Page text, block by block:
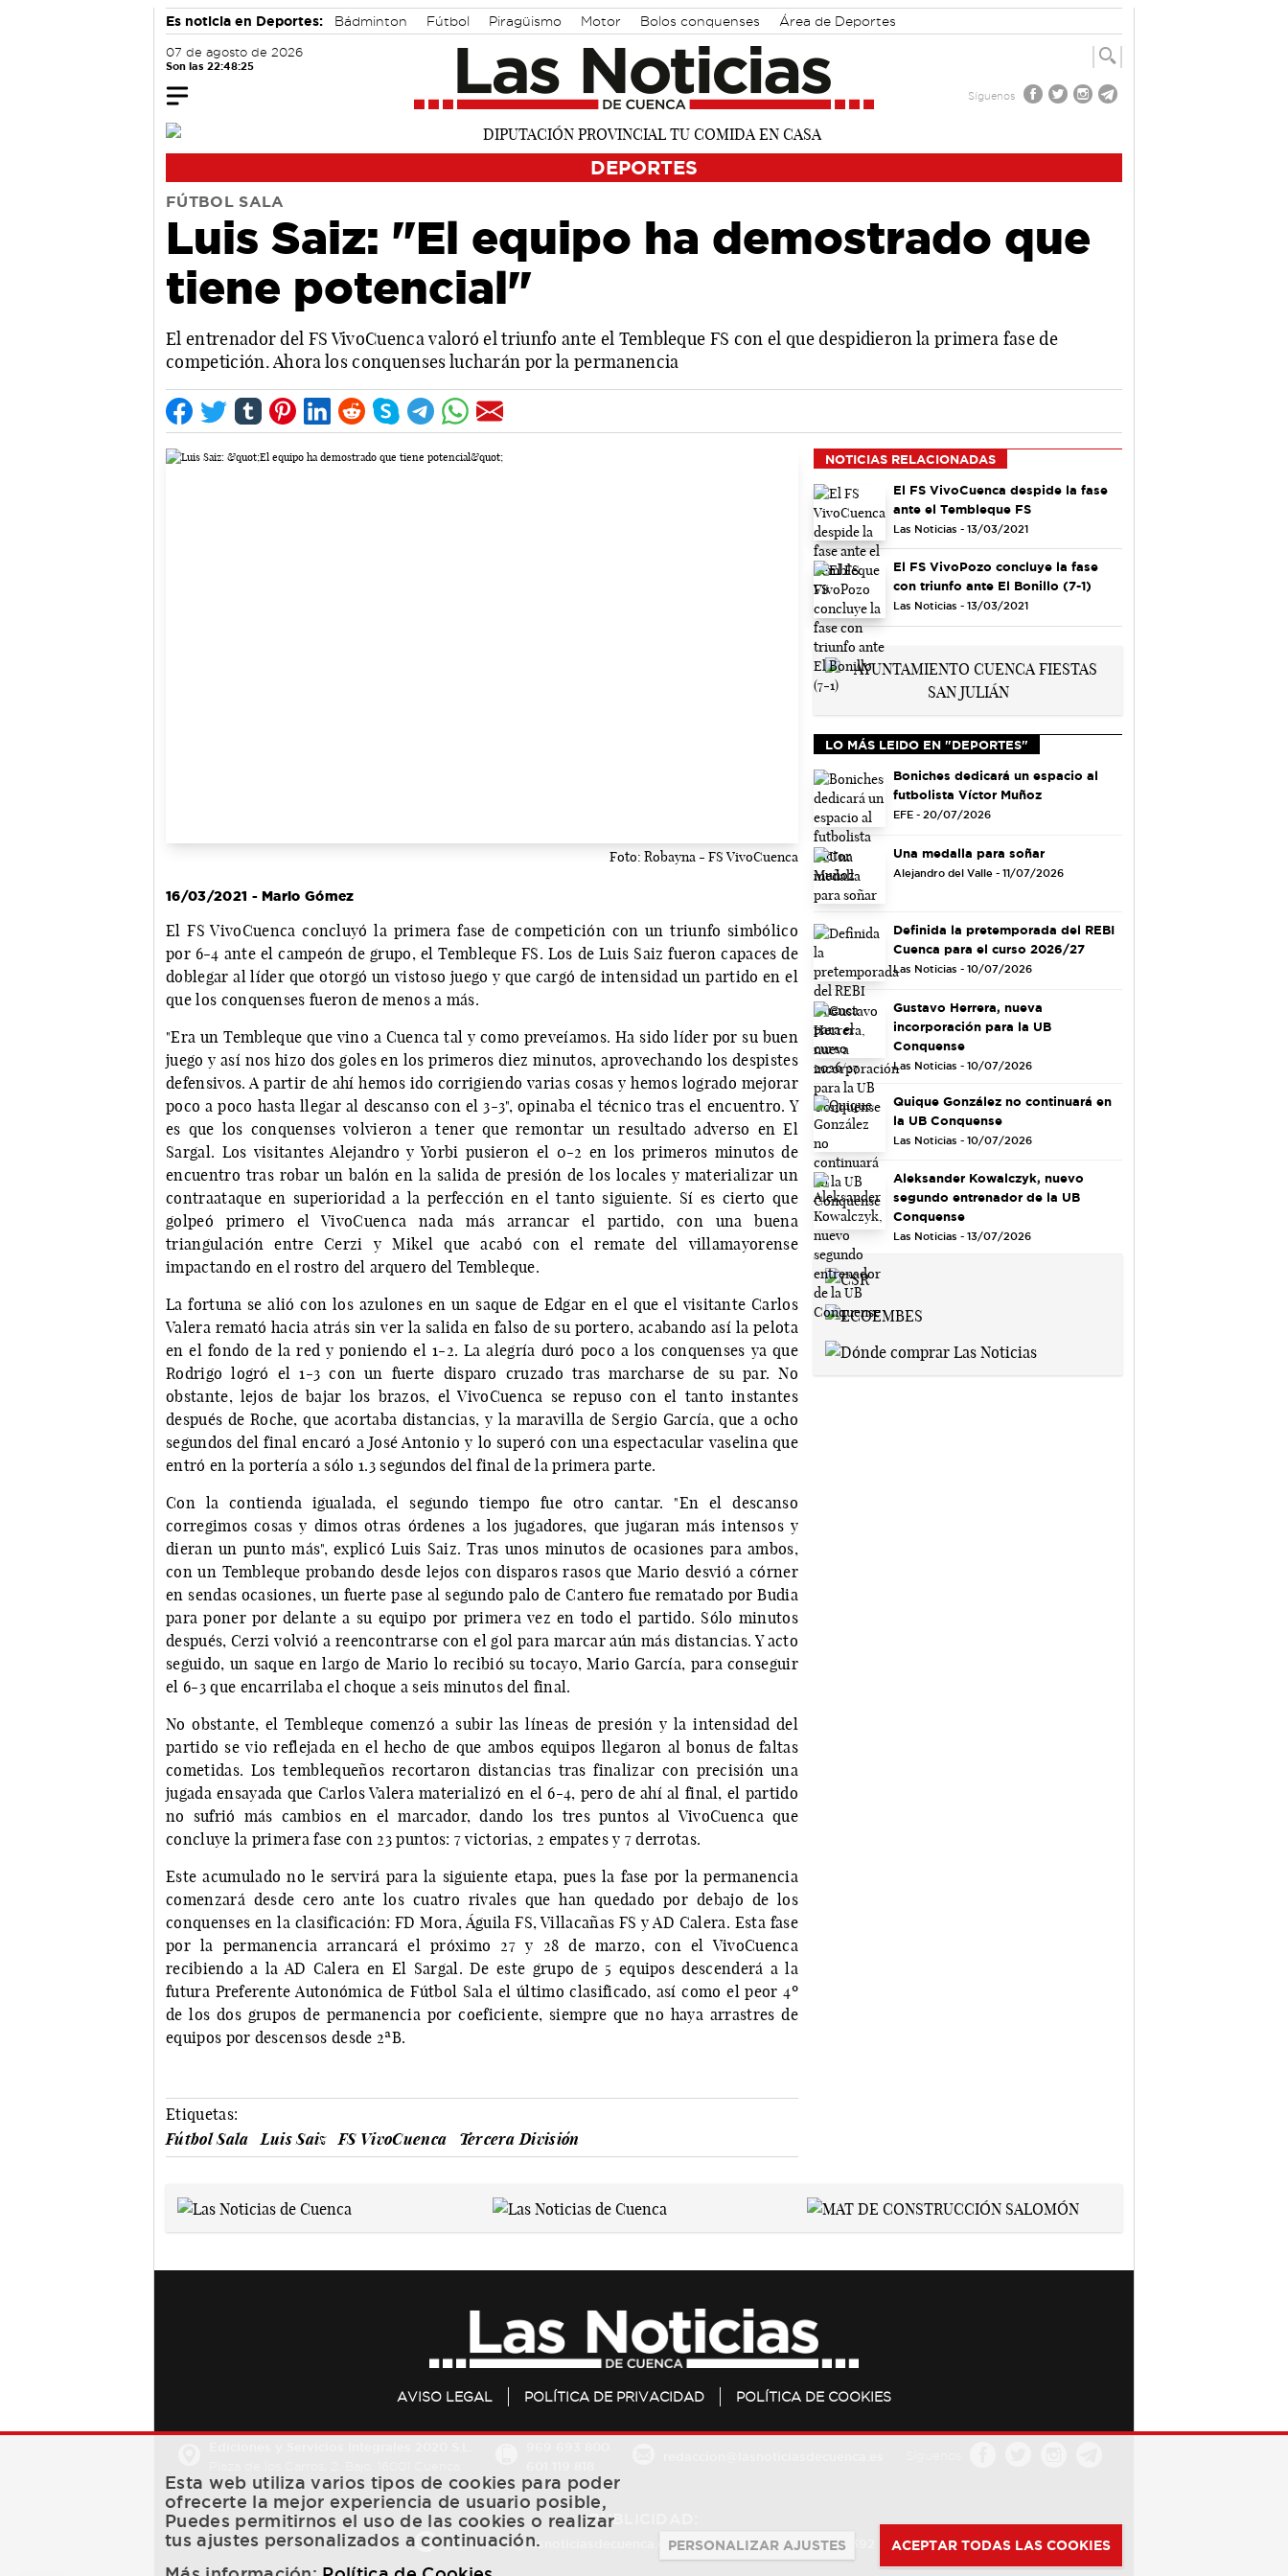
Es noticia en Deportes: Bádminton Fútbol Piragüismo Motor Bolos conquenses Área de Deportes
07 de agosto de 2026
Son las 22:48:26
Síguenos
DEPORTES
FÚTBOL SALA
Luis Saiz: "El equipo ha demostrado que
tiene potencial"
El entrenador del FS VivoCuenca valoró el triunfo ante el Tembleque FS con el que despidieron la primera fase de
competición. Ahora los conquenses lucharán por la permanencia
Foto: Robayna - FS VivoCuenca
16/03/2021 - Mario Gómez
El FS VivoCuenca concluyó la primera fase de competición con un triunfo simbólico
por 6-4 ante el campeón de grupo, el Tembleque FS. Los de Luis Saiz fueron capaces de
doblegar al líder que otorgó un vistoso juego y que cargó de intensidad un partido en el
que los conquenses fueron de menos a más.
"Era un Tembleque que vino a Cuenca tal y como preveíamos. Ha sido líder por su buen
juego y así nos hizo dos goles en los primeros diez minutos, aprovechando los despistes
defensivos. A partir de ahí hemos ido corrigiendo varias cosas y hemos logrado mejorar
poco a poco hasta llegar al descanso con el 3-3", opinaba el técnico tras el encuentro. Y
es que los conquenses volvieron a tener que remontar un resultado adverso en El
Sargal. Los visitantes Alejandro y Yorbi pusieron el 0-2 en los primeros minutos de
encuentro tras robar un balón en la salida de presión de los locales y materializar un
contraataque en superioridad a la perfección en el tanto siguiente. Sí es cierto que
golpeó primero el VivoCuenca nada más arrancar el partido, con una buena
triangulación entre Cerzi y Mikel que acabó con el remate del villamayorense
impactando en el rostro del arquero del Tembleque.
La fortuna se alió con los azulones en un saque de Edgar en el que el visitante Carlos
Valera remató hacia atrás sin ver la salida en falso de su portero, acabando así la pelota
en el fondo de la red y poniendo el 1-2. La alegría duró poco a los conquenses ya que
Rodrigo logró el 1-3 con un fuerte disparo cruzado tras marcharse de su par. No
obstante, lejos de bajar los brazos, el VivoCuenca se repuso con el tanto instantes
después de Roche, que acortaba distancias, y la maravilla de Sergio García, que a ocho
segundos del final encaró a José Antonio y lo superó con una espectacular vaselina que
entró en la portería a sólo 1.3 segundos del final de la primera parte.
Con la contienda igualada, el segundo tiempo fue otro cantar. "En el descanso
corregimos cosas y dimos otras órdenes a los jugadores, que jugaran más intensos y
dieran un punto más", explicó Luis Saiz. Tras unos minutos de ocasiones para ambos,
con un Tembleque probando desde lejos con disparos rasos que Mario desvió a córner
en sendas ocasiones, un fuerte pase al segundo palo de Cantero fue rematado por Budia
para poner por delante a su equipo por primera vez en todo el partido. Sólo minutos
después, Cerzi volvió a reencontrarse con el gol para marcar aún más distancias. Y acto
seguido, un saque en largo de Mario lo recibió su tocayo, Mario García, para conseguir
el 6-3 que encarrilaba el choque a seis minutos del final.
No obstante, el Tembleque comenzó a subir las líneas de presión y la intensidad del
partido se vio reflejada en el hecho de que ambos equipos llegaron al bonus de faltas
cometidas. Los temblequeños recortaron distancias tras finalizar con precisión una
jugada ensayada que Carlos Valera materializó en el 6-4, pero de ahí al final, el partido
no sufrió más cambios en el marcador, dando los tres puntos al VivoCuenca que
concluye la primera fase con 23 puntos: 7 victorias, 2 empates y 7 derrotas.
Este acumulado no le servirá para la siguiente etapa, pues la fase por la permanencia
comenzará desde cero ante los cuatro rivales que han quedado por debajo de los
conquenses en la clasificación: FD Mora, Águila FS, Villacañas FS y AD Calera. Esta fase
por la permanencia arrancará el próximo 27 y 28 de marzo, con el VivoCuenca
recibiendo a la AD Calera en El Sargal. De este grupo de 5 equipos descenderá a la
futura Preferente Autonómica de Fútbol Sala el último clasificado, así como el peor 4º
de los dos grupos de permanencia por coeficiente, siempre que no haya arrastres de
equipos por descensos desde 2ªB.
Etiquetas:
Fútbol Sala
Luis Saiz FS VivoCuenca Tercera División
NOTICIAS RELACIONADAS
El FS VivoCuenca despide la fase
ante el Tembleque FS
Las Noticias - 13/03/2021
El FS VivoPozo concluye la fase
con triunfo ante El Bonillo (7-1)
Las Noticias - 13/03/2021
LO MÁS LEIDO EN "DEPORTES"
Boniches dedicará un espacio al
futbolista Víctor Muñoz
EFE - 20/07/2026
Una medalla para soñar
Alejandro del Valle - 11/07/2026
Definida la pretemporada del REBI
Cuenca para el curso 2026/27
Las Noticias - 10/07/2026
Gustavo Herrera, nueva
incorporación para la UB
Conquense
Las Noticias - 10/07/2026
Quique González no continuará en
la UB Conquense
Las Noticias - 10/07/2026
Aleksander Kowalczyk, nuevo
segundo entrenador de la UB
Conquense
Las Noticias - 13/07/2026
AVISO LEGAL POLÍTICA DE PRIVACIDAD POLÍTICA DE COOKIES
PUBLICIDAD:
publicidad@lasnoticiasdecuenca.es 684 126 573 / 670 726 392
Esta web utiliza varios tipos de cookies para poder
ofrecerte la mejor experiencia de usuario posible,
Puedes permitirnos el uso de las cookies o realizar
tus ajustes personalizados a continuación.
PERSONALIZAR AJUSTES ACEPTAR TODAS LAS COOKIES